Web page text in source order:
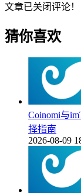
文章已关闭评论！
猜你喜欢
Coinomi与
择指南
2026-08-09